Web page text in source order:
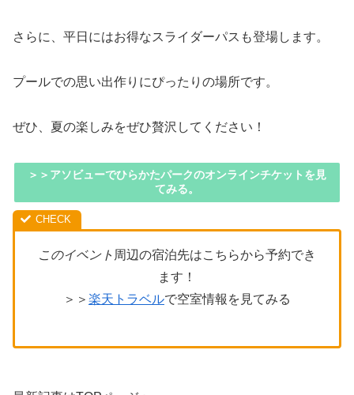
さらに、平日にはお得なスライダーパスも登場します。
プールでの思い出作りにぴったりの場所です。
ぜひ、夏の楽しみをぜひ贅沢してください！
＞＞アソビューでひらかたパークのオンラインチケットを見
てみる。
このイベント 周辺の宿泊先はこちらから予約でき
ます！
＞＞ 楽天トラベルで空室情報を見てみる